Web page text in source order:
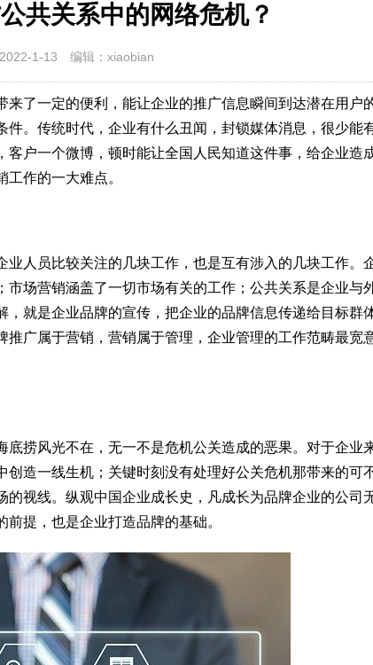
共关系中的网络危机？
1-13 编辑：xiaobian
了一定的便利，能让企业的推广信息瞬间到达潜在用户
。传统时代，企业有什么丑闻，封锁媒体消息，很少能
户一个微博，顿时能让全国人民知道这件事，给企业造
作的一大难点。
人员比较关注的几块工作，也是互有涉入的几块工作。
场营销涵盖了一切市场有关的工作；公共关系是企业与
就是企业品牌的宣传，把企业的品牌信息传递给目标群
广属于营销，营销属于管理，企业管理的工作范畴最宽
捞风光不在，无一不是危机公关造成的恶果。对于企业
造一线生机；关键时刻没有处理好公关危机那带来的可
视线。纵观中国企业成长史，凡成长为品牌企业的公司
提，也是企业打造品牌的基础。